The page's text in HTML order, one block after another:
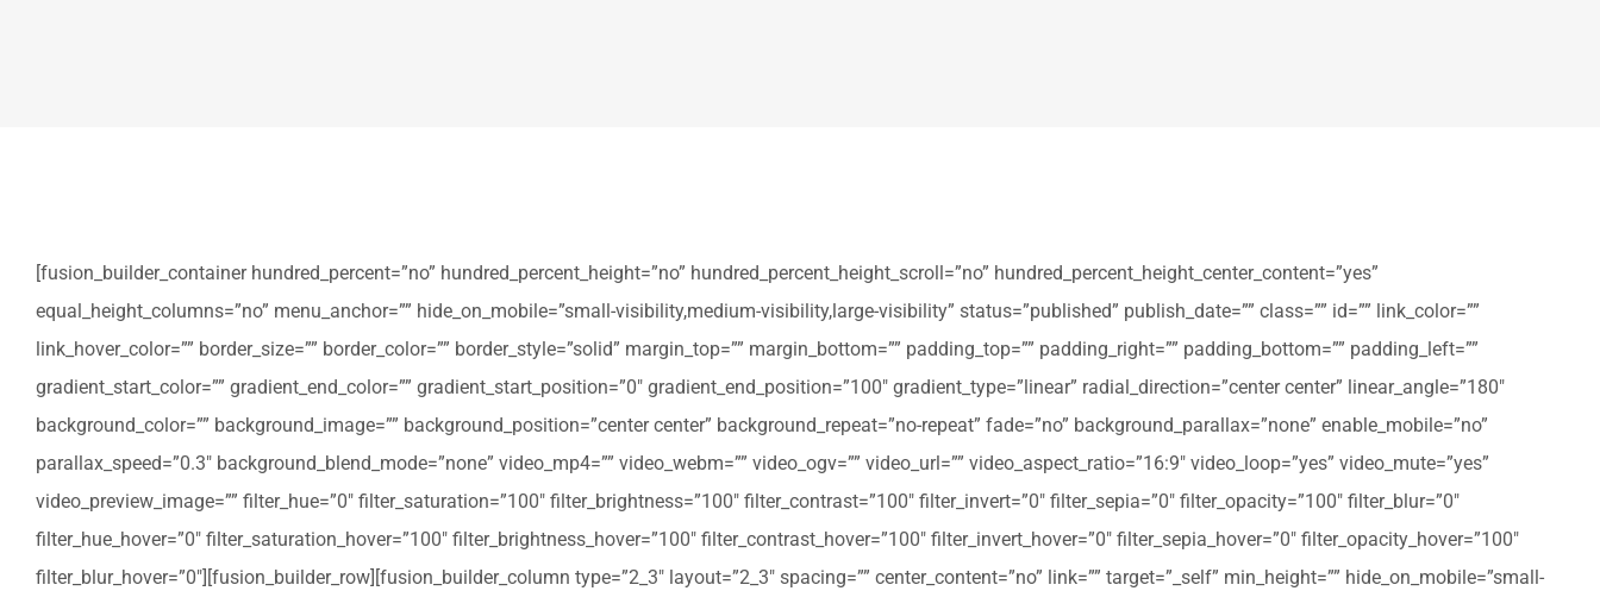
[fusion_builder_container hundred_percent=”no” hundred_percent_height=”no” hundred_percent_height_scroll=”no” hundred_percent_height_center_content=”yes”
equal_height_columns=”no” menu_anchor=”” hide_on_mobile=”small-visibility,medium-visibility,large-visibility” status=”published” publish_date=”” class=”” id=”” link_color=””
link_hover_color=”” border_size=”” border_color=”” border_style=”solid” margin_top=”” margin_bottom=”” padding_top=”” padding_right=”” padding_bottom=”” padding_left=””
gradient_start_color=”” gradient_end_color=”” gradient_start_position=”0″ gradient_end_position=”100″ gradient_type=”linear” radial_direction=”center center” linear_angle=”180″
background_color=”” background_image=”” background_position=”center center” background_repeat=”no-repeat” fade=”no” background_parallax=”none” enable_mobile=”no”
parallax_speed=”0.3″ background_blend_mode=”none” video_mp4=”” video_webm=”” video_ogv=”” video_url=”” video_aspect_ratio=”16:9″ video_loop=”yes” video_mute=”yes”
video_preview_image=”” filter_hue=”0″ filter_saturation=”100″ filter_brightness=”100″ filter_contrast=”100″ filter_invert=”0″ filter_sepia=”0″ filter_opacity=”100″ filter_blur=”0″
filter_hue_hover=”0″ filter_saturation_hover=”100″ filter_brightness_hover=”100″ filter_contrast_hover=”100″ filter_invert_hover=”0″ filter_sepia_hover=”0″ filter_opacity_hover=”100″
filter_blur_hover=”0″][fusion_builder_row][fusion_builder_column type=”2_3″ layout=”2_3″ spacing=”” center_content=”no” link=”” target=”_self” min_height=”” hide_on_mobile=”small-